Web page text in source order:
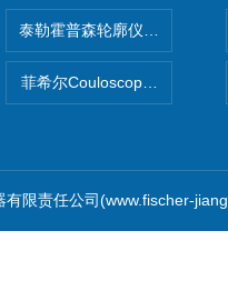
泰勒霍普森轮廓仪|TAYLOR
菲希尔Couloscope CMS2电
限责任公司(www.fischer-